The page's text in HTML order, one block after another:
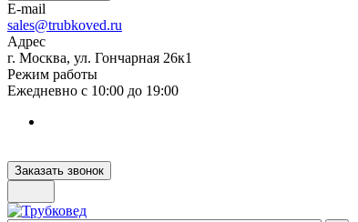
E-mail
sales@trubkoved.ru
Адрес
г. Москва, ул. Гончарная 26к1
Режим работы
Ежедневно с 10:00 до 19:00
Заказать звонок